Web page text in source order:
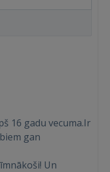
16 gadu vecuma.Ir
gan
Un